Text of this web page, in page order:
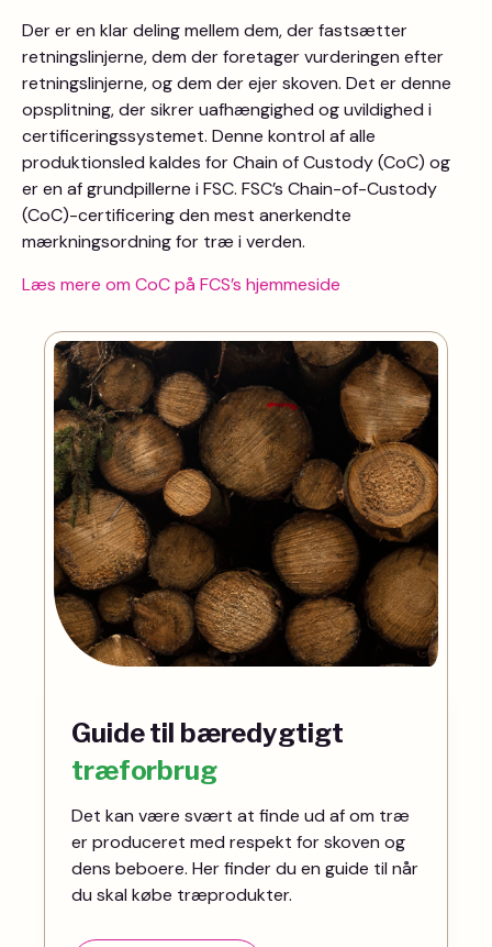
Der er en klar deling mellem dem, der fastsætter
retningslinjerne, dem der foretager vurderingen efter
retningslinjerne, og dem der ejer skoven. Det er denne
opsplitning, der sikrer uafhængighed og uvildighed i
certificeringssystemet. Denne kontrol af alle
produktionsled kaldes for Chain of Custody (CoC) og
er en af grundpillerne i FSC. FSC’s Chain-of-Custody
(CoC)-certificering den mest anerkendte
mærkningsordning for træ i verden.
Læs mere om CoC på FCS’s hjemmeside
Guide til bæredygtigt
træforbrug
Det kan være svært at finde ud af om træ
er produceret med respekt for skoven og
dens beboere. Her finder du en guide til når
du skal købe træprodukter.